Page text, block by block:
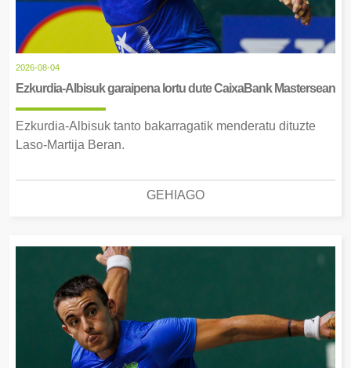
2026-08-04
Ezkurdia-Albisuk garaipena lortu dute CaixaBank Mastersean
Ezkurdia-Albisuk tanto bakarragatik menderatu dituzte
Laso-Martija Beran.
GEHIAGO